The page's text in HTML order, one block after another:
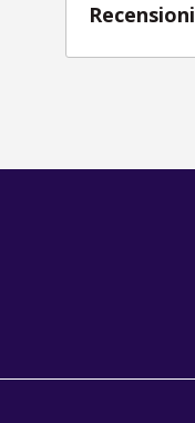
Recensioni